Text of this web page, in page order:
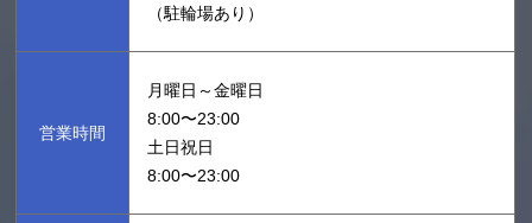
（駐輪場あり）
営業時間
月曜日～金曜日
8:00〜23:00
土日祝日
8:00〜23:00